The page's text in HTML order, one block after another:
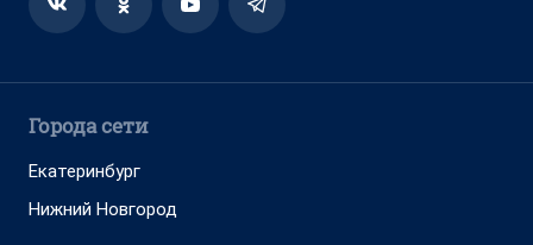
Города сети
Екатеринбург
Нижний Новгород